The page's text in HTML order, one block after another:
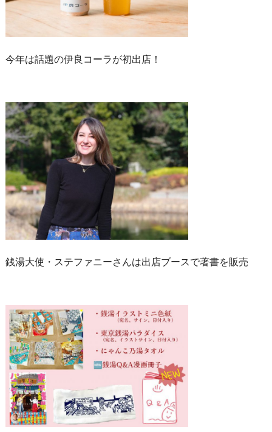
今年は話題の伊良コーラが初出店！
銭湯大使・ステファニーさんは出店ブースで著書を販売